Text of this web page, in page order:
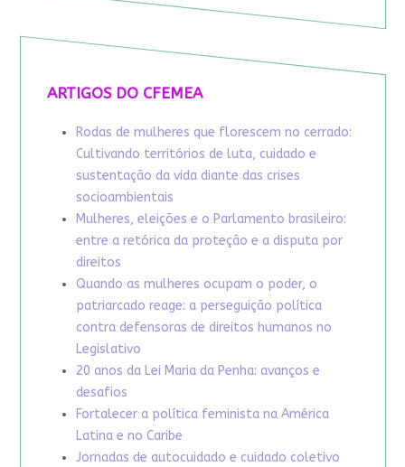
ARTIGOS DO CFEMEA
Rodas de mulheres que florescem no cerrado:
Cultivando territórios de luta, cuidado e
sustentação da vida diante das crises
socioambientais
Mulheres, eleições e o Parlamento brasileiro:
entre a retórica da proteção e a disputa por
direitos
Quando as mulheres ocupam o poder, o
patriarcado reage: a perseguição política
contra defensoras de direitos humanos no
Legislativo
20 anos da Lei Maria da Penha: avanços e
desafios
Fortalecer a política feminista na América
Latina e no Caribe
Jornadas de autocuidado e cuidado coletivo